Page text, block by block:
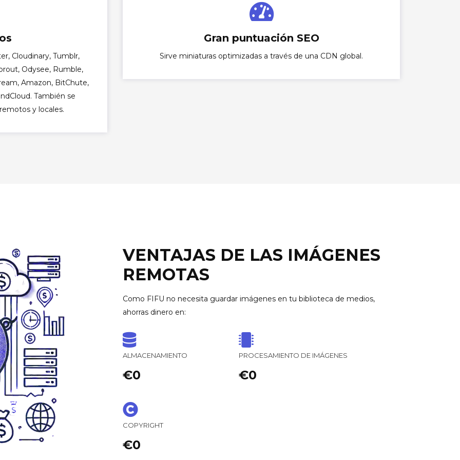
Cloudinary, Tumblr,
Odysee, Rumble,
Amazon, BitChute,
También se
y locales.
Gran puntuación SEO
Sirve miniaturas optimizadas a través de una CDN global.
VENTAJAS DE LAS IMÁGENES
REMOTAS
Como FIFU no necesita guardar imágenes en tu biblioteca de medios,
ahorras dinero en:
ALMACENAMIENTO
€0
PROCESAMIENTO DE IMÁGENES
€0
COPYRIGHT
€0